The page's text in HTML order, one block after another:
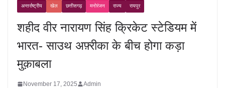
अन्तर्राष्ट्रीय खेल छत्तीसगढ़ मनोरंजन राज्य रायपुर
शहीद वीर नारायण सिंह क्रिकेट स्टेडियम में
भारत- साउथ अफ़्रीका के बीच होगा कड़ा
मुक़ाबला
November 17, 2025 Admin